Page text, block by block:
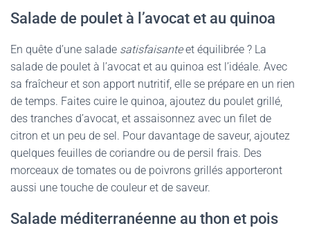
Salade de poulet à l’avocat et au quinoa
En quête d’une salade satisfaisanteet équilibrée ? La
salade de poulet à l’avocat et au quinoa est l’idéale. Avec
sa fraîcheur et son apport nutritif, elle se prépare en un rien
de temps. Faites cuire le quinoa, ajoutez du poulet grillé,
des tranches d’avocat, et assaisonnez avec un filet de
citron et un peu de sel. Pour davantage de saveur, ajoutez
quelques feuilles de coriandre ou de persil frais. Des
morceaux de tomates ou de poivrons grillés apporteront
aussi une touche de couleur et de saveur.
Salade méditerranéenne au thon et pois